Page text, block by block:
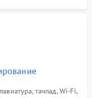
тачпад, Wi-Fi,